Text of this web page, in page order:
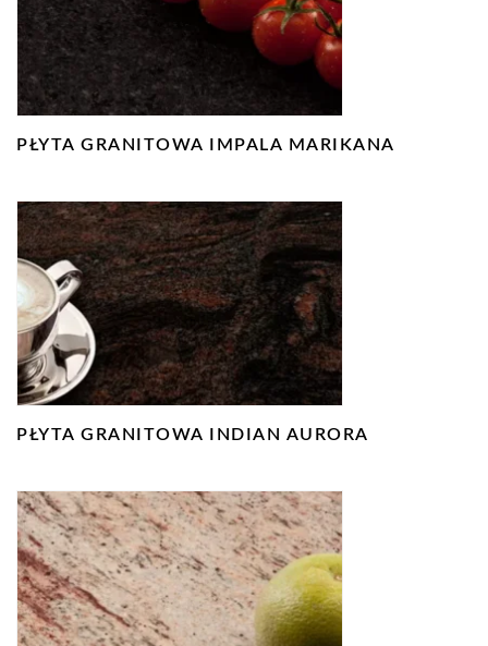
PŁYTA GRANITOWA IMPALA MARIKANA
PŁYTA GRANITOWA INDIAN AURORA